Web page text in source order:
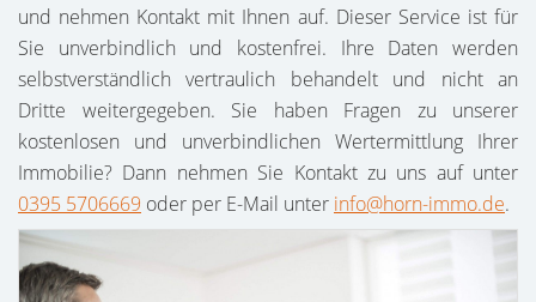
und nehmen Kontakt mit Ihnen auf. Dieser Service ist für
Sie unverbindlich und kostenfrei. Ihre Daten werden
selbstverständlich vertraulich behandelt und nicht an
Dritte weitergegeben. Sie haben Fragen zu unserer
kostenlosen und unverbindlichen Wertermittlung Ihrer
Immobilie? Dann nehmen Sie Kontakt zu uns auf unter
0395 5706669 oder per E-Mail unter info@horn-immo.de.